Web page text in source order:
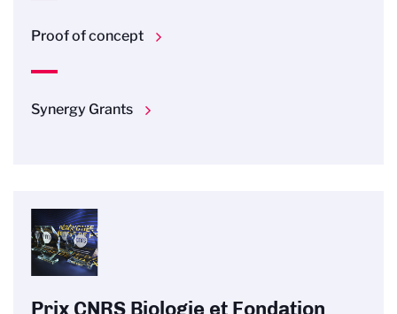
Proof of concept
Synergy Grants
Prix CNRS Biologie et Fondation